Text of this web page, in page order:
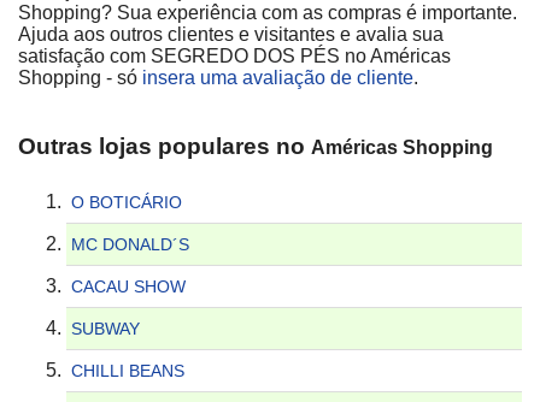
Shopping? Sua experiência com as compras é importante.
Ajuda aos outros clientes e visitantes e avalia sua
satisfação com SEGREDO DOS PÉS no Américas
Shopping - só insera uma avaliação de cliente.
Outras lojas populares no Américas Shopping
O BOTICÁRIO
MC DONALD´S
CACAU SHOW
SUBWAY
CHILLI BEANS